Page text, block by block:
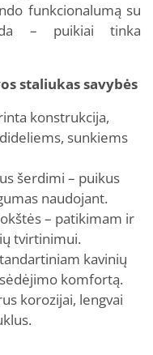
funkcionalumą su
– puikiai tinka
staliukas savybės
konstrukcija,
sunkiems
šerdimi – puikus
naudojant.
– patikimam ir
tvirtinimui.
kavinių
komfortą.
korozijai, lengvai